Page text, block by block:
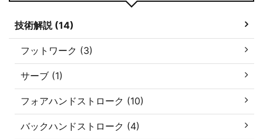
技術解説 (14)
フットワーク (3)
サーブ (1)
フォアハンドストローク (10)
バックハンドストローク (4)